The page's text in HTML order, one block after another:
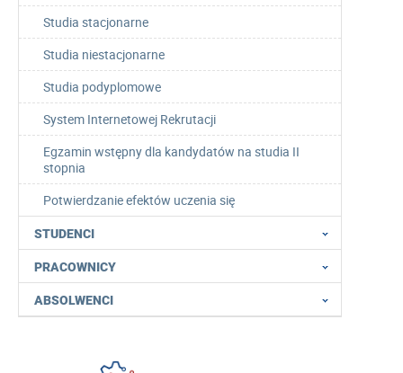
Studia stacjonarne
Studia niestacjonarne
Studia podyplomowe
System Internetowej Rekrutacji
Egzamin wstępny dla kandydatów na studia II
stopnia
Potwierdzanie efektów uczenia się
STUDENCI
PRACOWNICY
ABSOLWENCI